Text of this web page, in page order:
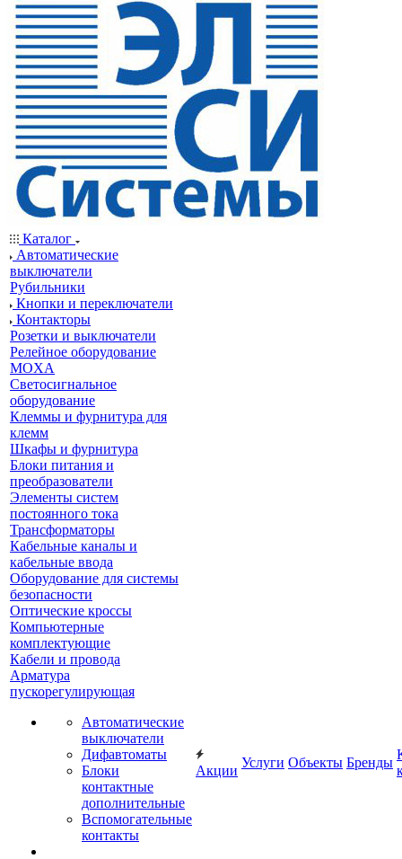
Каталог
Автоматические
выключатели
Рубильники
Кнопки и переключатели
Контакторы
Розетки и выключатели
Релейное оборудование
MOXA
Светосигнальное
оборудование
Клеммы и фурнитура для
клемм
Шкафы и фурнитура
Блоки питания и
преобразователи
Элементы систем
постоянного тока
Трансформаторы
Кабельные каналы и
кабельные ввода
Оборудование для системы
безопасности
Оптические кроссы
Компьютерные
комплектующие
Кабели и провода
Арматура
пускорегулирующая
Автоматические
выключатели
Дифавтоматы
Блоки
контактные
дополнительные
Вспомогательные
контакты
Акции
Услуги Объекты Бренды